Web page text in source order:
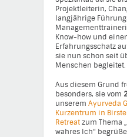
Projektleiterin,
langjährige
Know-how und
Erfahrungsschatz
sie nun schon seit
Menschen begleitet.
Aus diesem Grund
besonders, sie vom
unserem Ayurveda
Kurzentrum in
Retreatzum Thema
wahres Ich“